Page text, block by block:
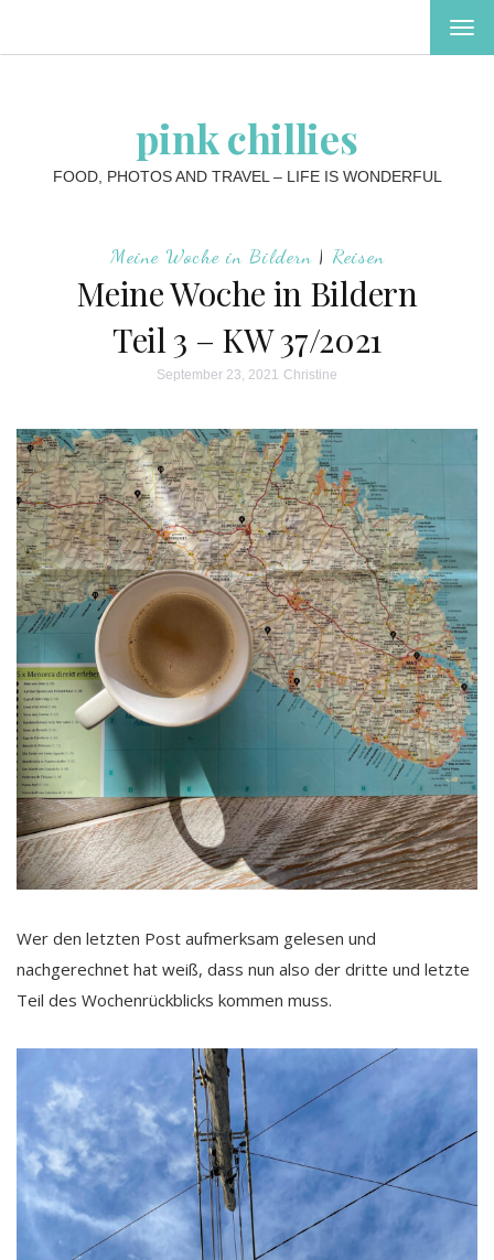
pink chillies
FOOD, PHOTOS AND TRAVEL – LIFE IS WONDERFUL
Meine Woche in Bildern| Reisen
Meine Woche in Bildern
Teil 3 – KW 37/2021
September 23, 2021 Christine
Wer den letzten Post aufmerksam gelesen und
nachgerechnet hat weiß, dass nun also der dritte und letzte
Teil des Wochenrückblicks kommen muss.